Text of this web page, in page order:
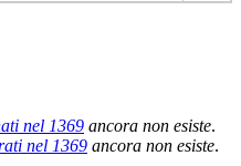
nel 1369 ancora non esiste.
nel 1369 ancora non esiste.